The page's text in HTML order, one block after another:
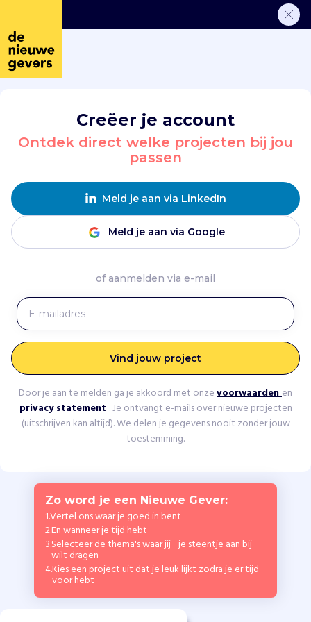
Creëer je account
Ontdek direct welke projecten bij jou
passen
Meld je aan via LinkedIn
Meld je aan via Google
of aanmelden via e-mail
Vind jouw project
Door je aan te melden ga je akkoord met onzevoorwaardenen
privacy statement. Je ontvangt e-mails over nieuwe projecten
(uitschrijven kan altijd). We delen je gegevens nooit zonder jouw
toestemming.
Zo word je een Nieuwe Gever:
1.Vertel ons waar je goed in bent
2.En wanneer je tijd hebt
3.Selecteer de thema's waar jij je steentje aan bij
wilt dragen
4.Kies een project uit dat je leuk lijkt zodra je er tijd
voor hebt